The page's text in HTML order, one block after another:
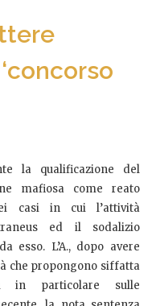
la qualificazione del
mafiosa come reato
casi in cui l’attività
ed il sodalizio
esso. L’A., dopo avere
che propongono siffatta
in particolare sulle